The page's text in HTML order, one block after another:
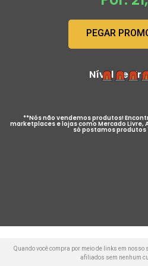
PEGAR
Nível de
**Nós não vendemos produtos!
marketplaces e lojas como Mercado Livre,
só postamos produtos
Quando você compra por meio de links em
afiliados sem nenhum